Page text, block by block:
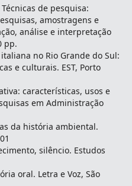
de pesquisa:
amostragens e
análise e interpretação
pp.
no Rio Grande do Sul:
e culturais. EST, Porto
características, usos e
em Administração
da história ambiental.
silêncio. Estudos
oral. Letra e Voz, São